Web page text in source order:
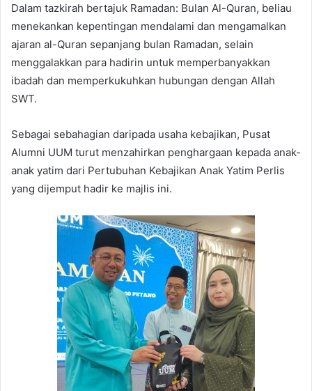
Dalam tazkirah bertajuk Ramadan: Bulan Al-Quran, beliau
menekankan kepentingan mendalami dan mengamalkan
ajaran al-Quran sepanjang bulan Ramadan, selain
menggalakkan para hadirin untuk memperbanyakkan
ibadah dan memperkukuhkan hubungan dengan Allah
SWT.
Sebagai sebahagian daripada usaha kebajikan, Pusat
Alumni UUM turut menzahirkan penghargaan kepada anak-
anak yatim dari Pertubuhan Kebajikan Anak Yatim Perlis
yang dijemput hadir ke majlis ini.